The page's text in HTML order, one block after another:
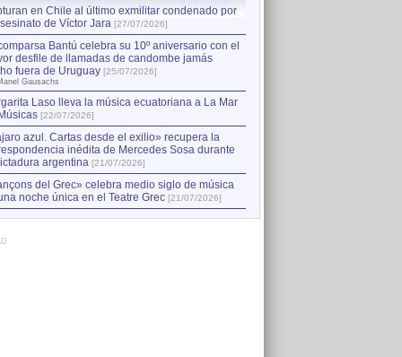
en Chile al último exmilitar condenado por
de Víctor Jara [27/07/2026]
Bantú celebra su 10º aniversario con el
desfile de llamadas de candombe jamás
fuera de Uruguay [25/07/2026]
Gausachs
Laso lleva la música ecuatoriana a La Mar
[22/07/2026]
azul. Cartas desde el exilio» recupera la
inédita de Mercedes Sosa durante
argentina [21/07/2026]
del Grec» celebra medio siglo de música
noche única en el Teatre Grec [21/07/2026]